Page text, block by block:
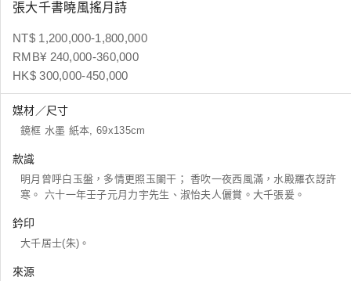
張大千書曉風搖月詩
NT$ 1,200,000-1,800,000
RMB¥ 240,000-360,000
HK$ 300,000-450,000
媒材／尺寸
鏡框 水墨 紙本, 69x135cm
款識
明月曾呼白玉盤，多情更照玉闌干； 香吹一夜西風滿，水殿羅衣訝許
寒。 六十一年壬子元月力宇先生、淑怡夫人儷賞。大千張爰。
鈐印
大千居士(朱)。
來源